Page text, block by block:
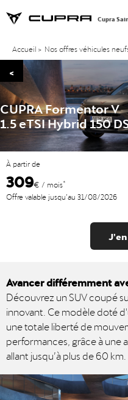
Cupra
Accueil > Nos offres véhicules
<
CUPRA Formentor V
1.5 eTSI Hybrid 150
À partir de
309€ / mois*
Offre valable jusqu’au 31/08/2026
Avancer différemment
Découvrez un SUV coupé
innovant. Ce modèle doté
une totale liberté de
performances, grâce à
allant jusqu’à plus de 60 km.